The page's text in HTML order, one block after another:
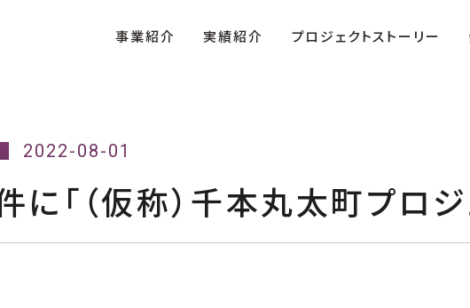
事業紹介 実績紹介 プロジェクトストーリー
プ
2022-08-01
に「（仮称）千本丸太町プロジ